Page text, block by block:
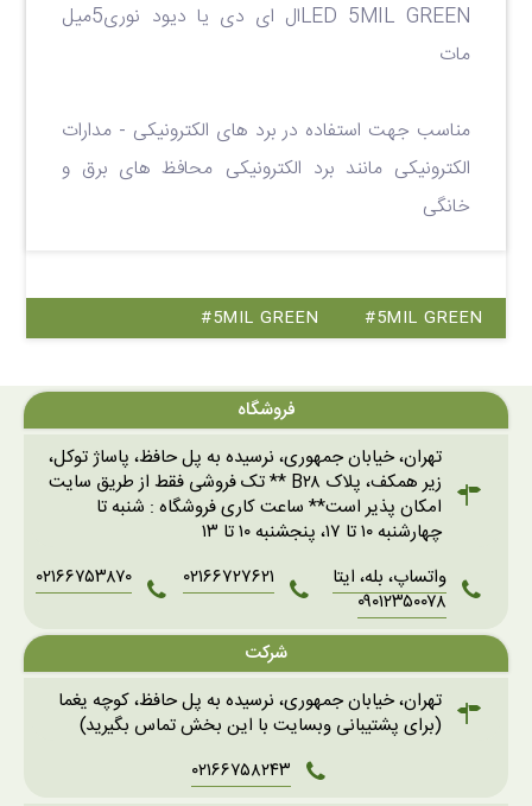
LED 5MIL GREENال ای دی یا دیود نوری5میل
مات
مناسب جهت استفاده در برد های الکترونیکی - مدارات
الکترونیکی مانند برد الکترونیکی محافظ های برق و
خانگی
#5MIL GREEN
#5MIL GREEN
فروشگاه
تهران، خیابان جمهوری، نرسیده به پل حافظ، پاساژ توکل،
زیر همکف، پلاک B۲۸ ** تک فروشی فقط از طریق سایت
امکان پذیر است** ساعت کاری فروشگاه : شنبه تا
چهارشنبه ۱۰ تا ۱۷، پنجشنبه ۱۰ تا ۱۳
واتساپ، بله، ایتا
۰۹۰۱۲۳۵۰۰۷۸
۰۲۱۶۶۷۲۷۶۲۱ ۰۲۱۶۶۷۵۳۸۷۰
شرکت
تهران، خیابان جمهوری، نرسیده به پل حافظ، کوچه یغما
(برای پشتیبانی وبسایت با این بخش تماس بگیرید)
۰۲۱۶۶۷۵۸۲۴۳